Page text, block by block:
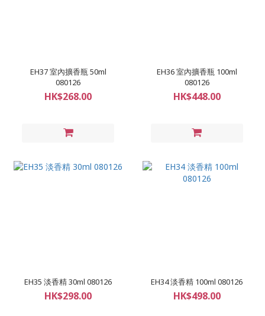
EH37 室內擴香瓶 50ml
080126
HK$268.00
EH36 室內擴香瓶 100ml
080126
HK$448.00
EH35 淡香精 30ml 080126
HK$298.00
EH34 淡香精 100ml 080126
HK$498.00